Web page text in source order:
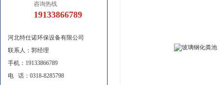
咨询热线
19133866789
河北特仕诺环保设备有限公司
联系人：郭经理
手机：19133866789
电 话：0318-8285798